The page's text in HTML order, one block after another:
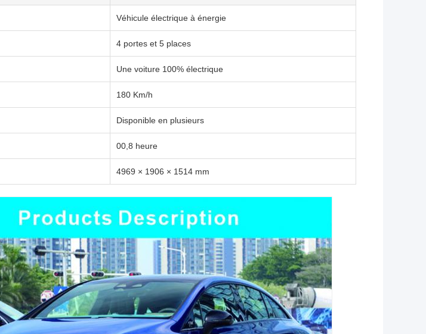
Véhicule électrique à énergie
4 portes et 5 places
Une voiture 100% électrique
180 Km/h
Disponible en plusieurs
00,8 heure
4969 × 1906 × 1514 mm